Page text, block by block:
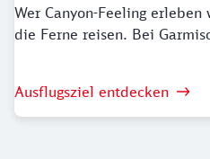
Ab Bahnhof
Fuß bis zum Kletterwald
hast.
Wer Canyon-Feeling
die Ferne reisen. Bei
Ausflugsziel entdecken